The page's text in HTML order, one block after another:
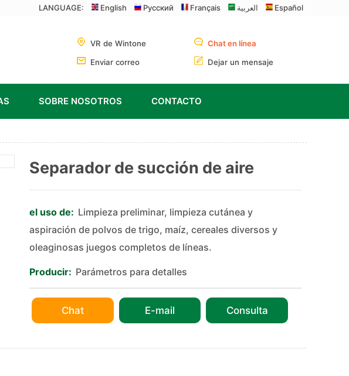
LANGUAGE: English Русский Français العربية Español
VR de Wintone
Chat en línea
Enviar correo
Dejar un mensaje
SOBRE NOSOTROS CONTACTO
Separador de succión de aire
el uso de: Limpieza preliminar, limpieza cutánea y
aspiración de polvos de trigo, maíz, cereales diversos y
oleaginosas juegos completos de líneas.
Producir: Parámetros para detalles
Chat E-mail Consulta